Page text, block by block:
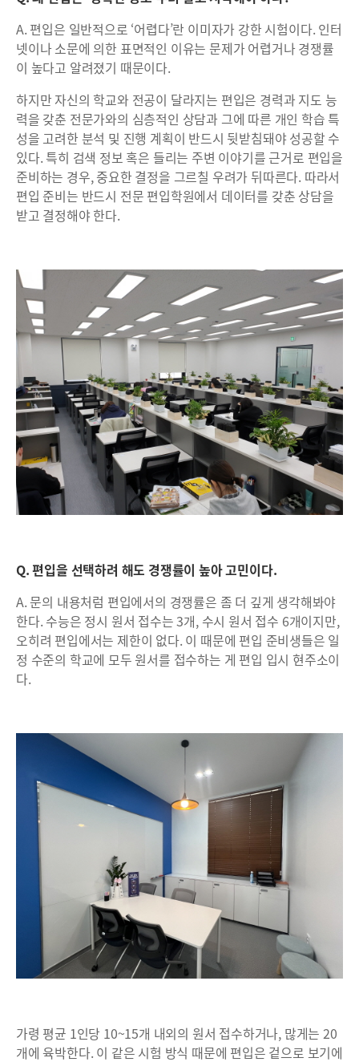
A. 편입은 일반적으로 ‘어렵다’란 이미자가 강한 시험이다. 인터
넷이나 소문에 의한 표면적인 이유는 문제가 어렵거나 경쟁률
이 높다고 알려졌기 때문이다.
하지만 자신의 학교와 전공이 달라지는 편입은 경력과 지도 능
력을 갖춘 전문가와의 심층적인 상담과 그에 따른 개인 학습 특
성을 고려한 분석 및 진행 계획이 반드시 뒷받침돼야 성공할 수
있다. 특히 검색 정보 혹은 들리는 주변 이야기를 근거로 편입을
준비하는 경우, 중요한 결정을 그르칠 우려가 뒤따른다. 따라서
편입 준비는 반드시 전문 편입학원에서 데이터를 갖춘 상담을
받고 결정해야 한다.
Q. 편입을 선택하려 해도 경쟁률이 높아 고민이다.
A. 문의 내용처럼 편입에서의 경쟁률은 좀 더 깊게 생각해봐야
한다. 수능은 정시 원서 접수는 3개, 수시 원서 접수 6개이지만,
오히려 편입에서는 제한이 없다. 이 때문에 편입 준비생들은 일
정 수준의 학교에 모두 원서를 접수하는 게 편입 입시 현주소이
다.
가령 평균 1인당 10~15개 내외의 원서 접수하거나, 많게는 20
개에 육박한다. 이 같은 시험 방식 때문에 편입은 겉으로 보기에